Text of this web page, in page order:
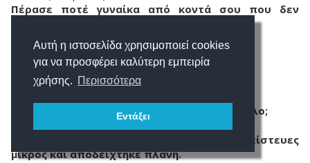
Αυτή η ιστοσελίδα χρησιμοποιεί cookies
για να προσφέρει καλύτερη εμπειρία
χρήσης. Περισσότερα
Εντάξει
Πέρασε ποτέ γυναίκα από κοντά σου που δεν
Η γυναίκα που ψάχνεις πέρασε;
Αυτή μάλλον όχι, δεν πέρασε.
Πιστεύεις ότι υπάρχει;
Αν δεν υπάρχει, θα συμβιβαστείς με κάτι άλλο;
Τελευταία ερώτηση: Πες μας κάτι που πίστευες
μικρός και αποδείχτηκε πλάνη.